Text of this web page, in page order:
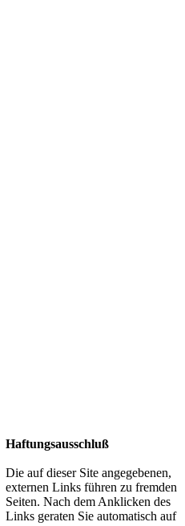
Haftungsausschluß
Die auf dieser Site angegebenen,
externen Links führen zu fremden
Seiten. Nach dem Anklicken des
Links geraten Sie automatisch auf